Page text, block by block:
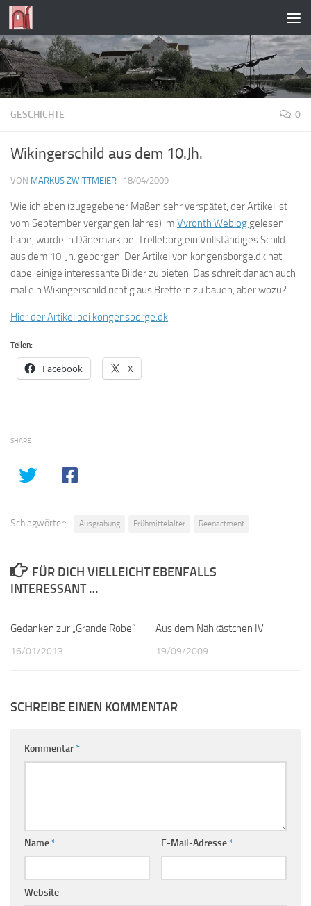
Zum Inhalt springen
GESCHICHTE 0
Wikingerschild aus dem 10.Jh.
VON MARKUS ZWITTMEIER · 18/04/2009
Wie ich eben (zugegebener Maßen sehr verspätet, der Artikel ist
vom September vergangen Jahres) im Vvronth Weblog gelesen
habe, wurde in Dänemark bei Trelleborg ein Vollständiges Schild
aus dem 10. Jh. geborgen. Der Artikel von kongensborge.dk hat
dabei einige interessante Bilder zu bieten. Das schreit danach auch
mal ein Wikingerschild richtig aus Brettern zu bauen, aber wozu?
Hier der Artikel bei kongensborge.dk
Teilen:
Facebook X
SHARE
Schlagwörter: Ausgrabung Frühmittelalter Reenactment
FÜR DICH VIELLEICHT EBENFALLS
INTERESSANT …
Gedanken zur „Grande Robe“
16/01/2013
Aus dem Nähkästchen IV
19/09/2009
SCHREIBE EINEN KOMMENTAR
Kommentar*
Name* E-Mail-Adresse*
Website